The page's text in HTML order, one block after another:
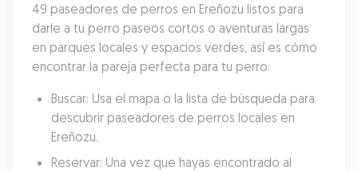
49 paseadores de perros en Ereñozu listos para
darle a tu perro paseos cortos o aventuras largas
en parques locales y espacios verdes, así es cómo
encontrar la pareja perfecta para tu perro:
Buscar: Usa el mapa o la lista de búsqueda para
descubrir paseadores de perros locales en
Ereñozu.
Reservar: Una vez que hayas encontrado al